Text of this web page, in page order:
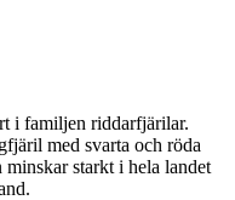
i familjen riddarfjärilar.
med svarta och röda
starkt i hela landet